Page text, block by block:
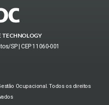
TECHNOLOGY
SP | CEP 11060-001
Ocupacional. Todos os direitos